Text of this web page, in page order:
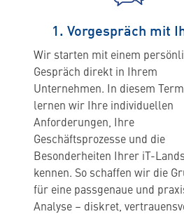
1. Vorgespräch mit
Wir starten mit einem
Gespräch direkt in Ihrem
Unternehmen. In diesem
lernen wir Ihre individuellen
Anforderungen, Ihre
Geschäftsprozesse und die
Besonderheiten Ihrer iT-
kennen. So schaffen wir die
für eine passgenaue und
Analyse – diskret,